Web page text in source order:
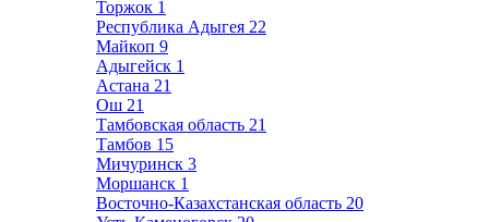
Торжок 1
Республика Адыгея 22
Майкоп 9
Адыгейск 1
Астана 21
Ош 21
Тамбовская область 21
Тамбов 15
Мичуринск 3
Моршанск 1
Восточно-Казахстанская область 20